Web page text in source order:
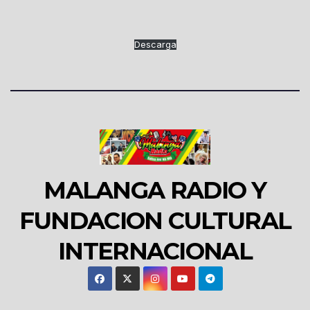
Descarga
MALANGA RADIO Y
FUNDACION CULTURAL
INTERNACIONAL